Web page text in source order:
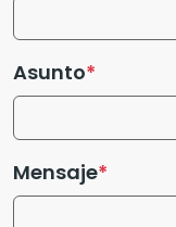
Asunto
Mensaje